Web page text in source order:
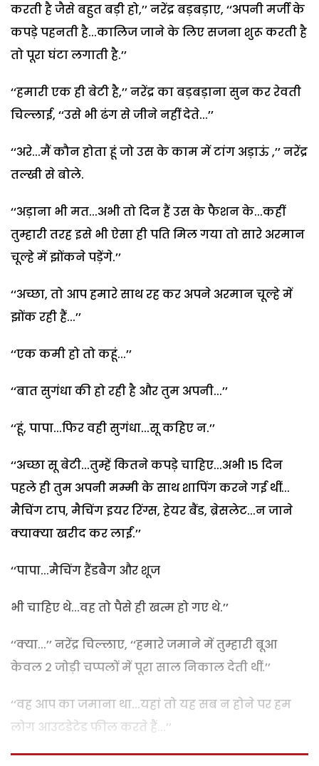
करती है जैसे बहुत बड़ी हो,’’ नरेंद्र बड़बड़ाए, ‘‘अपनी मर्जी के
कपड़े पहनती है...कालिज जाने के लिए सजना शुरू करती है
तो पूरा घंटा लगाती है.’’
‘‘हमारी एक ही बेटी है,’’ नरेंद्र का बड़बड़ाना सुन कर रेवती
चिल्लाई, ‘‘उसे भी ढंग से जीने नहीं देते...’’
‘‘अरे...मैं कौन होता हूं जो उस के काम में टांग अड़ाऊं ,’’ नरेंद्र
तल्खी से बोले.
‘‘अड़ाना भी मत...अभी तो दिन हैं उस के फैशन के...कहीं
तुम्हारी तरह इसे भी ऐसा ही पति मिल गया तो सारे अरमान
चूल्हे में झोंकने पड़ेंगे.’’
‘‘अच्छा, तो आप हमारे साथ रह कर अपने अरमान चूल्हे में
झोंक रही हैं...’’
‘‘एक कमी हो तो कहूं...’’
‘‘बात सुगंधा की हो रही है और तुम अपनी...’’
‘‘हूं, पापा...फिर वही सुगंधा...सू कहिए न.’’
‘‘अच्छा सू बेटी...तुम्हें कितने कपड़े चाहिए...अभी 15 दिन
पहले ही तुम अपनी मम्मी के साथ शापिंग करने गई थीं...
मैचिंग टाप, मैचिंग इयर रिंग्स, हेयर बैंड, ब्रेसलेट...न जाने
क्याक्या खरीद कर लाईं.’’
‘‘पापा...मैचिंग हैंडबैग और शूज
भी चाहिए थे...वह तो पैसे ही खत्म हो गए थे.’’
‘‘क्या...’’ नरेंद्र चिल्लाए, ‘‘हमारे जमाने में तुम्हारी बूआ
केवल 2 जोड़ी चप्पलों में पूरा साल निकाल देती थीं.’’
‘‘वह आप का जमाना था...यहां तो यह सब न होने पर हम
लोग आउटडेटेड फील करते हैं...’’